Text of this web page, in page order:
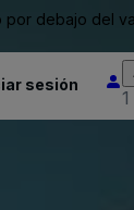
debajo del
sesión